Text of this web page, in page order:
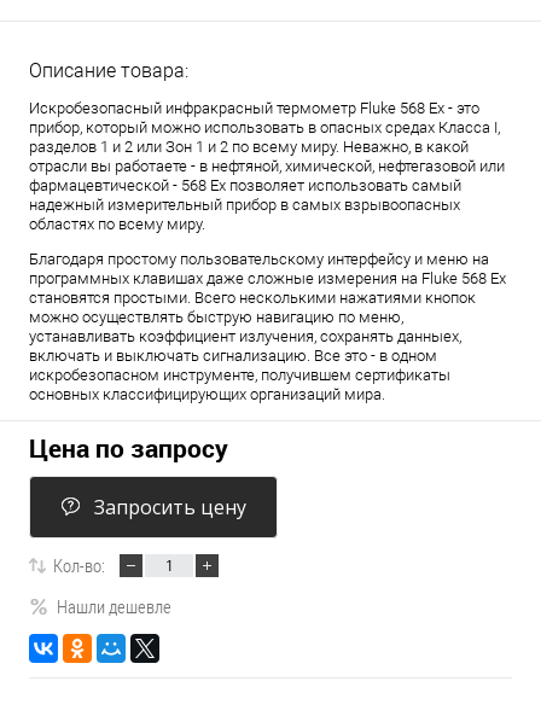
Описание товара:
Искробезопасный инфракрасный термометр Fluke 568 Ex - это
прибор, который можно использовать в опасных средах Класса I,
разделов 1 и 2 или Зон 1 и 2 по всему миру. Неважно, в какой
отрасли вы работаете - в нефтяной, химической, нефтегазовой или
фармацевтической - 568 Ex позволяет использовать самый
надежный измерительный прибор в самых взрывоопасных
областях по всему миру.
Благодаря простому пользовательскому интерфейсу и меню на
программных клавишах даже сложные измерения на Fluke 568 Ex
становятся простыми. Всего несколькими нажатиями кнопок
можно осуществлять быструю навигацию по меню,
устанавливать коэффициент излучения, сохранять данныех,
включать и выключать сигнализацию. Все это - в одном
искробезопасном инструменте, получившем сертификаты
основных классифицирующих организаций мира.
Цена по запросу
Запросить цену
Кол-во:
Нашли дешевле